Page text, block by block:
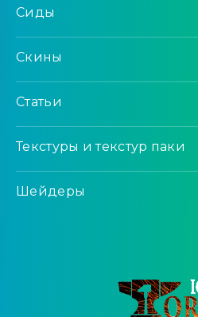
Сиды
Скины
Статьи
Текстуры и текстур паки
Шейдеры